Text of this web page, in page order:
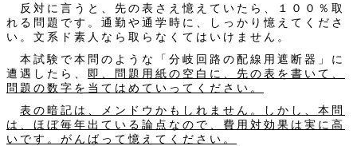
反対に言うと、先の表さえ憶えていたら、１００％取
れる問題です。通勤や通学時に、しっかり憶えてくださ
い。文系ド素人なら取らなくてはいけません。
本試験で本問のような「分岐回路の配線用遮断器」に
遭遇したら、 即、問題用紙の空白に、先の表を書いて、
問題の数字を当てはめていってください。
表の暗記は、メンドウかもしれません。しかし、本問
は、ほぼ毎年出ている論点なので、費用対効果は実に高
いです。がんばって憶えてください。